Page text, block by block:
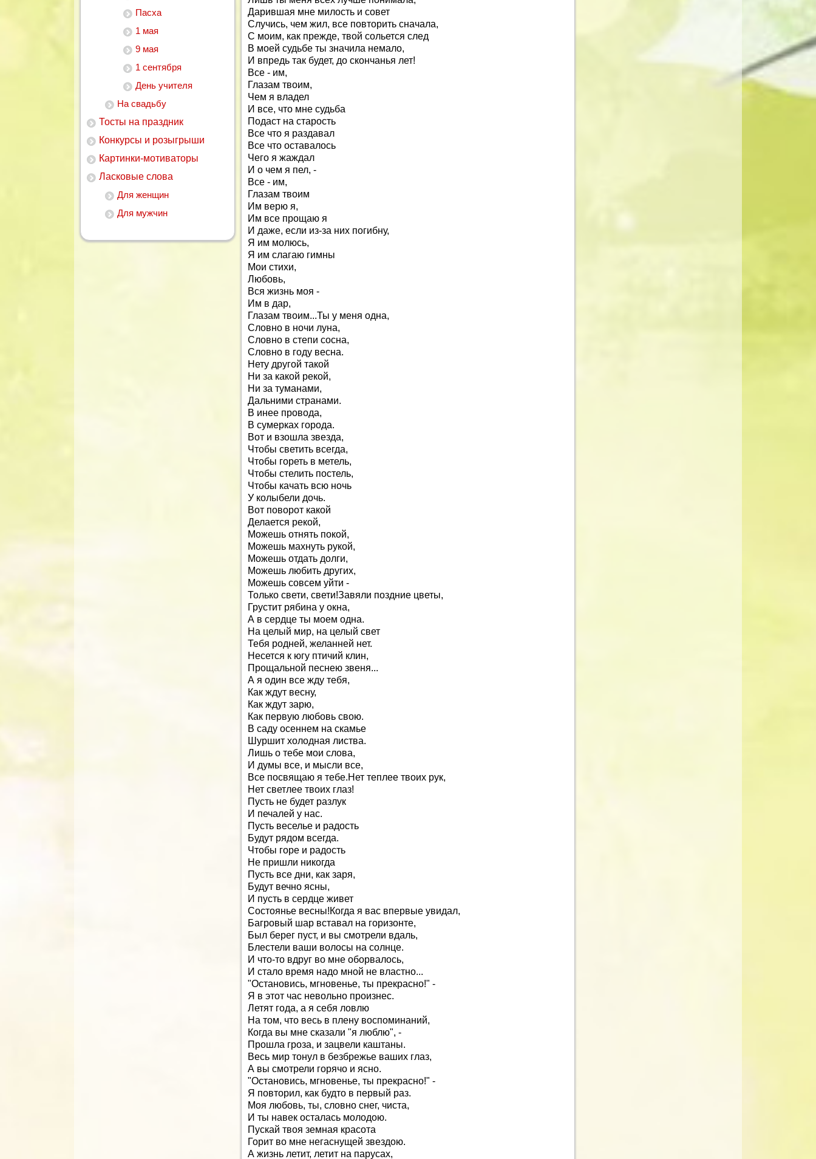
Пасха
1 мая
9 мая
1 сентября
День учителя
На свадьбу
Тосты на праздник
Конкурсы и розыгрыши
Картинки-мотиваторы
Ласковые слова
Для женщин
Для мужчин
Дарившая мне милость и совет
Случись, чем жил, все повторить сначала,
С моим, как прежде, твой сольется след
В моей судьбе ты значила немало,
И впредь так будет, до скончанья лет!
Все - им,
Глазам твоим,
Чем я владел
И все, что мне судьба
Подаст на старость
Все что я раздавал
Все что оставалось
Чего я жаждал
И о чем я пел, -
Все - им,
Глазам твоим
Им верю я,
Им все прощаю я
И даже, если из-за них погибну,
Я им молюсь,
Я им слагаю гимны
Мои стихи,
Любовь,
Вся жизнь моя -
Им в дар,
Глазам твоим...Ты у меня одна,
Словно в ночи луна,
Словно в степи сосна,
Словно в году весна.
Нету другой такой
Ни за какой рекой,
Ни за туманами,
Дальними странами.
В инее провода,
В сумерках города.
Вот и взошла звезда,
Чтобы светить всегда,
Чтобы гореть в метель,
Чтобы стелить постель,
Чтобы качать всю ночь
У колыбели дочь.
Вот поворот какой
Делается рекой,
Можешь отнять покой,
Можешь махнуть рукой,
Можешь отдать долги,
Можешь любить других,
Можешь совсем уйти -
Только свети, свети!Завяли поздние цветы,
Грустит рябина у окна,
А в сердце ты моем одна.
На целый мир, на целый свет
Тебя родней, желанней нет.
Несется к югу птичий клин,
Прощальной песнею звеня...
А я один все жду тебя,
Как ждут весну,
Как ждут зарю,
Как первую любовь свою.
В саду осеннем на скамье
Шуршит холодная листва.
Лишь о тебе мои слова,
И думы все, и мысли все,
Все посвящаю я тебе.Нет теплее твоих рук,
Нет светлее твоих глаз!
Пусть не будет разлук
И печалей у нас.
Пусть веселье и радость
Будут рядом всегда.
Чтобы горе и радость
Не пришли никогда
Пусть все дни, как заря,
Будут вечно ясны,
И пусть в сердце живет
Состоянье весны!Когда я вас впервые увидал,
Багровый шар вставал на горизонте,
Был берег пуст, и вы смотрели вдаль,
Блестели ваши волосы на солнце.
И что-то вдруг во мне оборвалось,
И стало время надо мной не властно...
"Остановись, мгновенье, ты прекрасно!" -
Я в этот час невольно произнес.
Летят года, а я себя ловлю
На том, что весь в плену воспоминаний,
Когда вы мне сказали "я люблю", -
Прошла гроза, и зацвели каштаны.
Весь мир тонул в безбрежье ваших глаз,
А вы смотрели горячо и ясно.
"Остановись, мгновенье, ты прекрасно!" -
Я повторил, как будто в первый раз.
Моя любовь, ты, словно снег, чиста,
И ты навек осталась молодою.
Пускай твоя земная красота
Горит во мне негаснущей звездою.
А жизнь летит, летит на парусах,